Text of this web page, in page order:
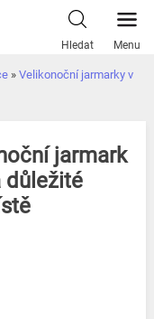
Hledat Menu
» Velikonoční jarmarky v
jarmark
důležité